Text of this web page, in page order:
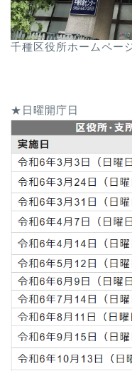
千種区役所ホームペー
★日曜開庁日